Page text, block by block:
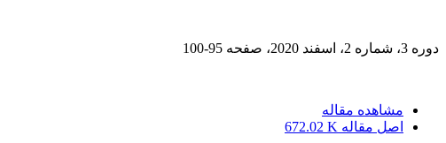
دوره 3، شماره 2، اسفند 2020، صفحه 95-100
مشاهده مقاله
اصل مقاله 672.02 K